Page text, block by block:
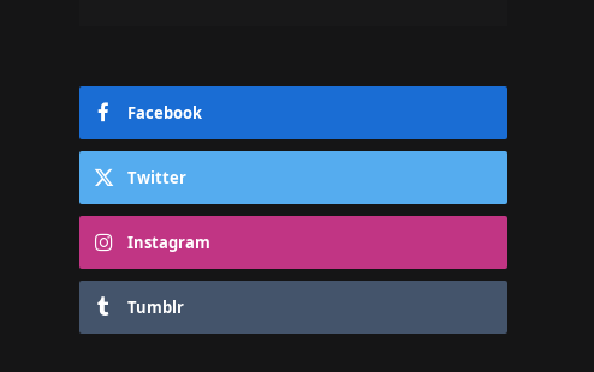
Facebook
Twitter
Instagram
Tumblr